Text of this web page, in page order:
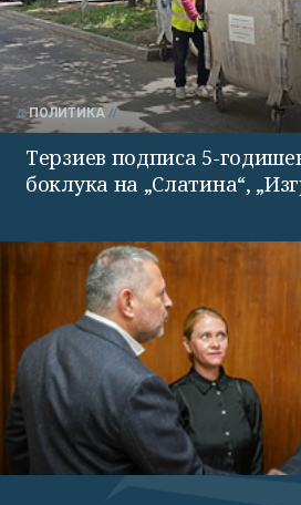
ПОЛИТИКА
Терзиев подписа 5-
боклука на „Слатина“,